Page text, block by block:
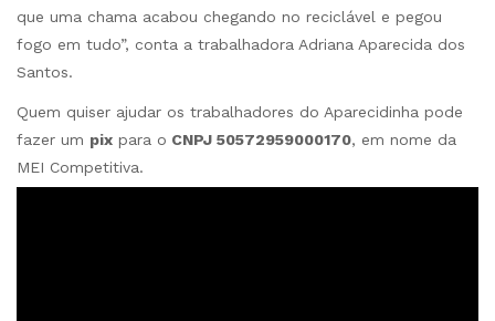
que uma chama acabou chegando no reciclável e pegou
fogo em tudo”, conta a trabalhadora Adriana Aparecida dos
Santos.
Quem quiser ajudar os trabalhadores do Aparecidinha pode
fazer um pix para o CNPJ 50572959000170, em nome da
MEI Competitiva.